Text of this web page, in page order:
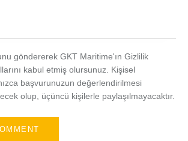
göndererek GKT Maritime'ın Gizlilik
kabul etmiş olursunuz. Kişisel
başvurunuzun değerlendirilmesi
olup, üçüncü kişilerle paylaşılmayacaktır.